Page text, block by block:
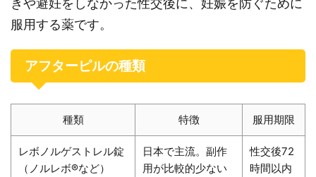
きや避妊をしなかった性交後に、妊娠を防ぐために
服用する薬です。
アフターピルの種類
種類 特徴 服用期限
レボノルゲストレル錠
（ノルレボ®など）
日本で主流。副作
用が比較的少ない
性交後72
時間以内